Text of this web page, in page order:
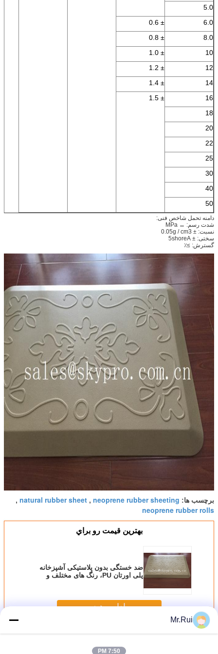
5.0
6.0
± 0.6
8.0
± 0.8
10
± 1.0
12
± 1.2
14
± 1.4
16
± 1.5
18
20
22
25
30
40
50
دامنه تحمل شاخص فنی:
شدت رسم: ↔ MPa
نسبت: ± 0.05g / cm3
سختی: ± 5shoreA
گسترش: ≥٪
برچسب ها: neoprene rubber sheeting
,
natural rubber sheet
,
neoprene rubber rolls
بهترين قيمت رو براي
ضد خستگی بدون پلاستیکی آشپزخانه
پلی اورتان PU، رنگ های مختلف و
ادامه هید
بیشورق لاستیکی نئوپرن
Mr.Rui
7:50 PM